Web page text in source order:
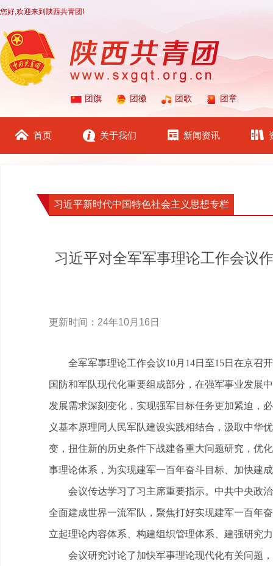
您好,欢迎来到陕西共青团!
团旗 团徽 团歌 团章
首页 关于我们 新闻资讯
习近平新时代中国特色社会主义思想专栏
习近平对全军军事理论工作会议
更新时间：24年10月16日
全军军事理论工作会议10月14日至15日在京召
国防和军队现代化重要组成部分，在强军事业发展
发展需求深刻变化，实现强军目标任务更加紧迫，
义基本原理同人民军队建设实践相结合，汲取中华
变，扭住新的历史条件下战建备重大问题研究，优
事理论体系，为实现建军一百年奋斗目标、加快建
会议传达学习了习主席重要指示。中共中央政
全面建成世界一流军队，聚焦打好实现建军一百年
立起理论内容体系、构建组织管理体系、建强研究
会议研究讨论了加快军事理论现代化有关问题